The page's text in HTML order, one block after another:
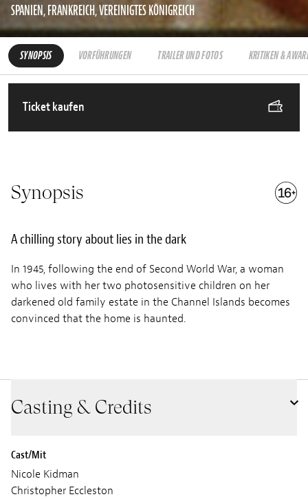
SPANIEN, FRANKREICH, VEREINIGTES KÖNIGREICH
SYNOPSIS VORFÜHRUNGEN TRAILER UND FOTOS KRITIKEN &
Ticket kaufen
Synopsis
A chilling story about lies in the dark
In 1945, following the end of Second World War, a woman
who lives with her two photosensitive children on her
darkened old family estate in the Channel Islands becomes
convinced that the home is haunted.
Casting & Credits
Cast/Mit
Nicole Kidman
Christopher Eccleston